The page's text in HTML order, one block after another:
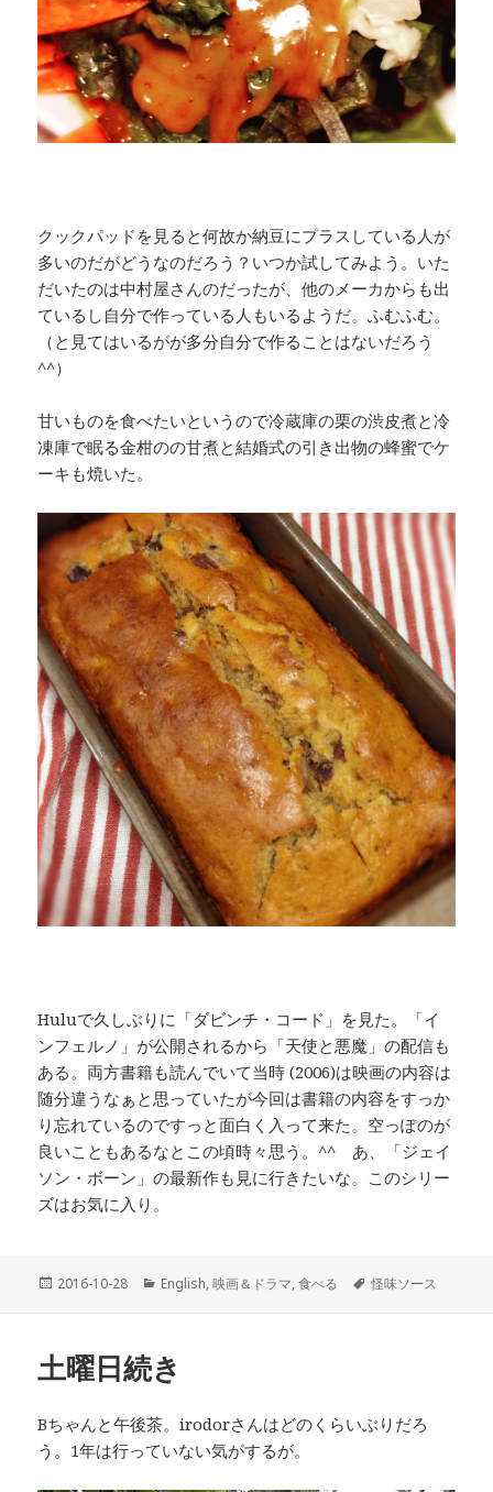
クックパッドを見ると何故か納豆にプラスしている人が
多いのだがどうなのだろう？いつか試してみよう。いた
だいたのは中村屋さんのだったが、他のメーカからも出
ているし自分で作っている人もいるようだ。ふむふむ。
（と見てはいるがが多分自分で作ることはないだろう
^^）
甘いものを食べたいというので冷蔵庫の栗の渋皮煮と冷
凍庫で眠る金柑のの甘煮と結婚式の引き出物の蜂蜜でケ
ーキも焼いた。
Huluで久しぶりに「ダビンチ・コード」を見た。「イ
ンフェルノ」が公開されるから「天使と悪魔」の配信も
ある。両方書籍も読んでいて当時 (2006)は映画の内容は
随分違うなぁと思っていたが今回は書籍の内容をすっか
り忘れているのですっと面白く入って来た。空っぽのが
良いこともあるなとこの頃時々思う。^^ あ、「ジェイ
ソン・ボーン」の最新作も見に行きたいな。このシリー
ズはお気に入り。
投
2016-10-28
カ
ー
English,映画＆ドラマ,食べる
タ
怪味ソース
土曜日続き
Bちゃんと午後茶。irodorさんはどのくらいぶりだろ
う。1年は行っていない気がするが。